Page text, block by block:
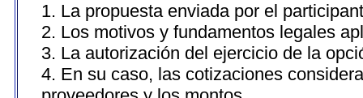
1. La propuesta enviada por el
2. Los motivos y fundamentos legales
3. La autorización del ejercicio de la
4. En su caso, las cotizaciones